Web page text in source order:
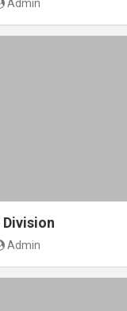
Admin
Admin